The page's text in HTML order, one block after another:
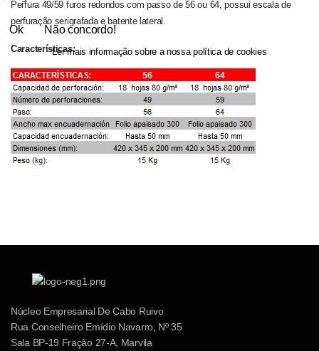
Perfura 49/59 furos redondos com passo de 56 ou 64, possui escala de
perfuração serigrafada e batente lateral.
Características:
Núcleo Empresarial De Cabo Ruivo
Rua Conselheiro Emídio Navarro, Nº 35
Sala BP-19 Fração 27-A, Marvila
Ok Não concordo!
Ler mais informação sobre a nossa política de cookies